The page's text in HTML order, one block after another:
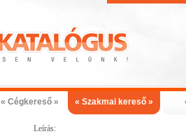
« Cégkereső » « Szakmai kereső »
Leírás: